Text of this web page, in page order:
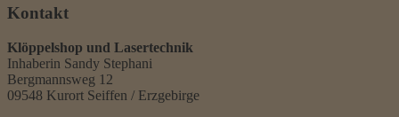
Kontakt
Klöppelshop und Lasertechnik
Inhaberin Sandy Stephani
Bergmannsweg 12
09548 Kurort Seiffen / Erzgebirge